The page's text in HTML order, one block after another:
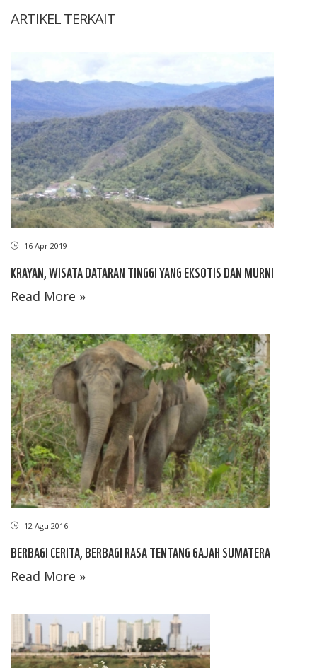
ARTIKEL TERKAIT
16 Apr 2019
KRAYAN, WISATA DATARAN TINGGI YANG EKSOTIS DAN MURNI
Read More »
12 Agu 2016
BERBAGI CERITA, BERBAGI RASA TENTANG GAJAH SUMATERA
Read More »